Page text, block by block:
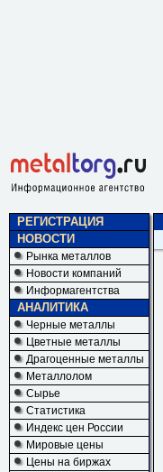
РЕГИСТРАЦИЯ
НОВОСТИ
Рынка металлов
Новости компаний
Информагентства
АНАЛИТИКА
Черные металлы
Цветные металлы
Драгоценные металлы
Металлолом
Сырье
Статистика
Индекс цен России
Мировые цены
Цены на биржах